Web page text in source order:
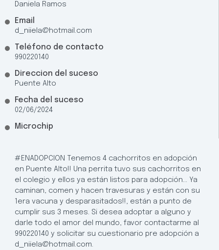
Daniela Ramos
Email
d_niiela@hotmail.com
Teléfono de contacto
990220140
Direccion del suceso
Puente Alto
Fecha del suceso
02/06/2024
Microchip
#ENADOPCION Tenemos 4 cachorritos en adopción
en Puente Alto!! Una perrita tuvo sus cachorritos en
el colegio y ellos ya están listos para adopción… Ya
caminan, comen y hacen travesuras y están con su
1era vacuna y desparasitados!!, están a punto de
cumplir sus 3 meses. Si desea adoptar a alguno y
darle todo el amor del mundo, favor contactarme al
990220140 y solicitar su cuestionario pre adopción a
d_niiela@hotmail.com.